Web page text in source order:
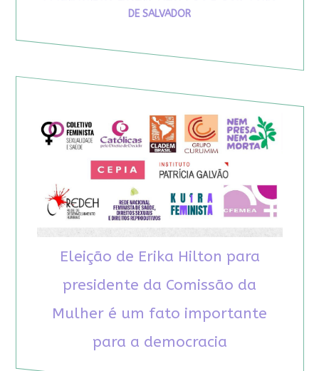
DE SALVADOR
Eleição de Erika Hilton para
presidente da Comissão da
Mulher é um fato importante
para a democracia